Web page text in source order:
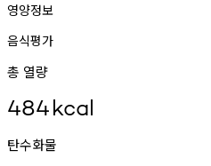
영양정보
음식평가
총 열량
484kcal
탄수화물